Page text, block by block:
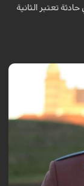
تعتبر الثانية